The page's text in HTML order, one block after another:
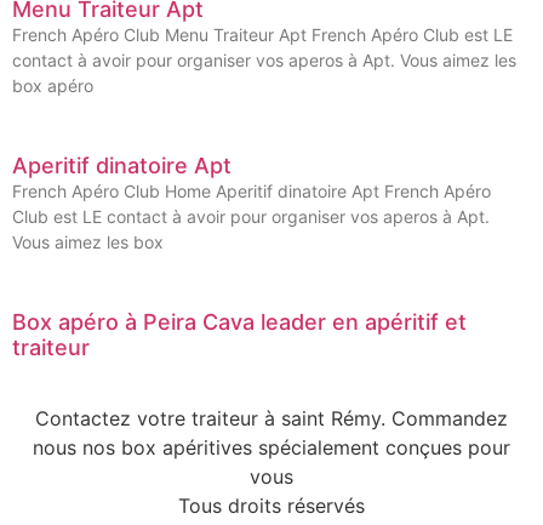
Menu Traiteur Apt
French Apéro Club Menu Traiteur Apt French Apéro Club est LE
contact à avoir pour organiser vos aperos à Apt. Vous aimez les
box apéro
Aperitif dinatoire Apt
French Apéro Club Home Aperitif dinatoire Apt French Apéro
Club est LE contact à avoir pour organiser vos aperos à Apt.
Vous aimez les box
Box apéro à Peira Cava leader en apéritif et
traiteur
Contactez votre traiteur à saint Rémy. Commandez
nous nos box apéritives spécialement conçues pour
vous
Tous droits réservés